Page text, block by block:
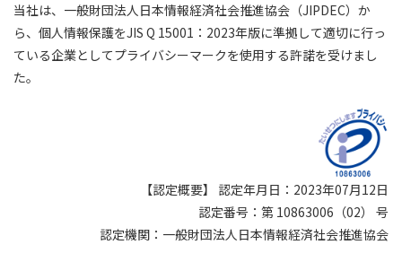
当社は、一般財団法人日本情報経済社会推進協会（JIPDEC）か
ら、個人情報保護をJIS Q 15001：2023年版に準拠して適切に行っ
ている企業としてプライバシーマークを使用する許諾を受けまし
た。
【認定概要】 認定年月日：2023年07月12日
認定番号：第 10863006（02） 号
認定機関：一般財団法人日本情報経済社会推進協会